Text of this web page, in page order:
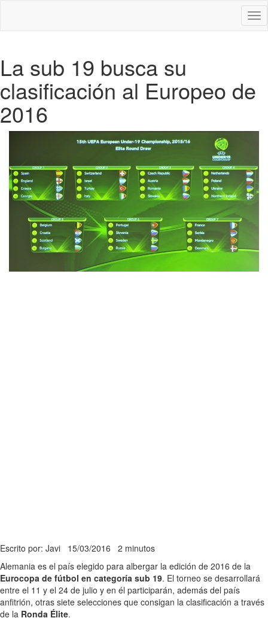
La sub 19 busca su
clasificación al Europeo de
2016
Escrito por: Javi 15/03/2016 2 minutos
Alemania es el país elegido para albergar la edición de 2016 de la
Eurocopa de fútbol en categoría sub 19. El torneo se desarrollará
entre el 11 y el 24 de julio y en él participarán, además del país
anfitrión, otras siete selecciones que consigan la clasificación a través
de la Ronda Élite.